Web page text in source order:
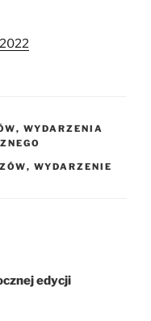
, WYDARZENIA
, WYDARZENIE
edycji